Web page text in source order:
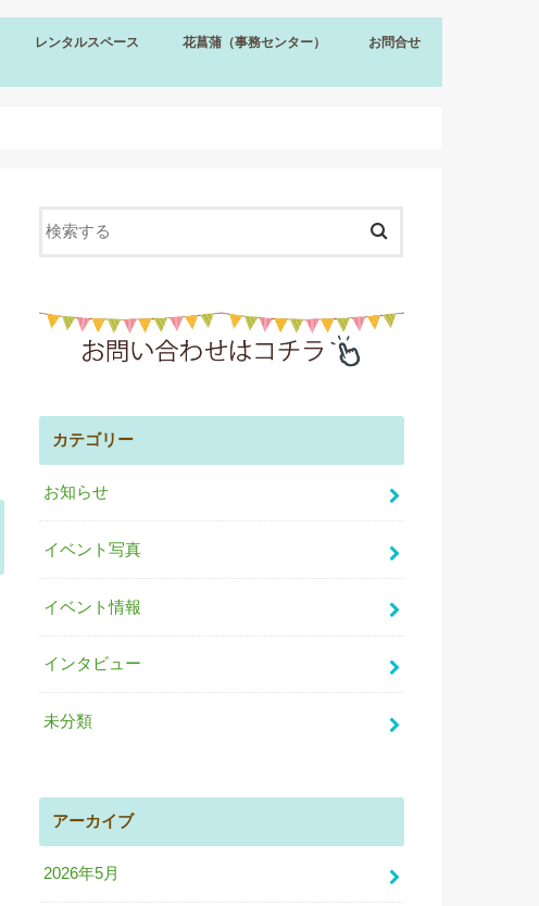
レンタルスペース
レンタルスペース
規約（プリズムホール）
設備（プリズムホール）
料金（プリズムホール）
申込（プリズムホール）
花菖蒲（事務センター）
花菖蒲（事務センター）
花菖蒲 事業内容
花菖蒲 運営方針
花菖蒲 採用情報
お問合せ
カテゴリー
お知らせ
イベント写真
イベント情報
インタビュー
未分類
アーカイブ
2026年5月